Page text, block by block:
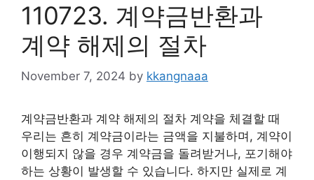
110723. 계약금반환과
계약 해제의 절차
November 7, 2024 by kkangnaaa
계약금반환과 계약 해제의 절차 계약을 체결할 때
우리는 흔히 계약금이라는 금액을 지불하며, 계약이
이행되지 않을 경우 계약금을 돌려받거나, 포기해야
하는 상황이 발생할 수 있습니다. 하지만 실제로 계